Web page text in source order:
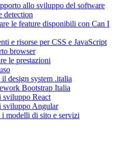
allo sviluppo del software
detection
le feature disponibili con Can I
e risorse per CSS e JavaScript
browser
le prestazioni
design system .italia
Bootstrap Italia
React
sviluppo Angular
modelli di sito e servizi